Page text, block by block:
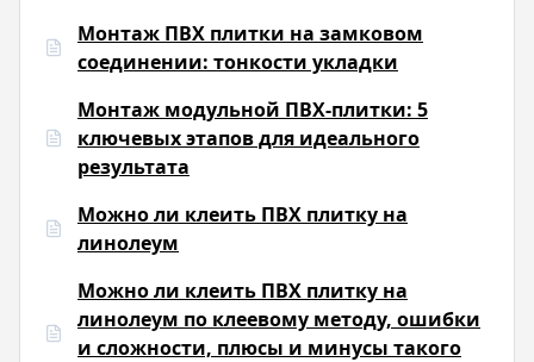
Монтаж ПВХ плитки на замковом
соединении: тонкости укладки
Монтаж модульной ПВХ-плитки: 5
ключевых этапов для идеального
результата
Можно ли клеить ПВХ плитку на
линолеум
Можно ли клеить ПВХ плитку на
линолеум по клеевому методу, ошибки
и сложности, плюсы и минусы такого